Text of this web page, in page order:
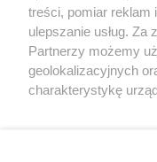
treści, pomiar reklam
ulepszanie usług. Za
Partnerzy możemy
geolokalizacyjnych
charakterystykę